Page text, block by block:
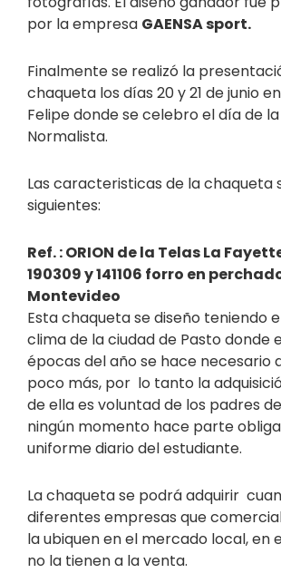
por la empresa GAENSA sport.
Finalmente se realizó la
chaqueta los días 20 y 21 de junio
Felipe donde se celebro el día de
Normalista.
Las caracteristicas de la chaqueta
siguientes:
Ref. : ORION de la Telas La
190309 y 141106 forro en
Montevideo
Esta chaqueta se diseño teniendo
clima de la ciudad de Pasto donde
épocas del año se hace necesario
poco más, por lo tanto la
de ella es voluntad de los padres
ningún momento hace parte
uniforme diario del estudiante.
La chaqueta se podrá adquirir
diferentes empresas que
la ubiquen en el mercado local, en
no la tienen a la venta.